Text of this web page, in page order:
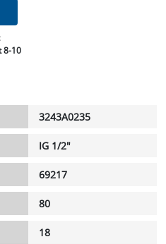
8-10
3243A0235
IG 1/2"
69217
80
18